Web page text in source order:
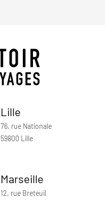
Lille
76, rue Nationale
59800 Lille
Marseille
12, rue Breteuil